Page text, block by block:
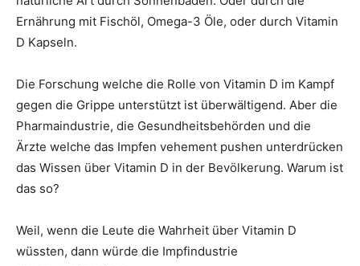
Ernährung mit Fischöl, Omega-3 Öle, oder durch Vitamin
D Kapseln.
Die Forschung welche die Rolle von Vitamin D im Kampf
gegen die Grippe unterstützt ist überwältigend. Aber die
Pharmaindustrie, die Gesundheitsbehörden und die
Ärzte welche das Impfen vehement pushen unterdrücken
das Wissen über Vitamin D in der Bevölkerung. Warum ist
das so?
Weil, wenn die Leute die Wahrheit über Vitamin D
wüssten, dann würde die Impfindustrie